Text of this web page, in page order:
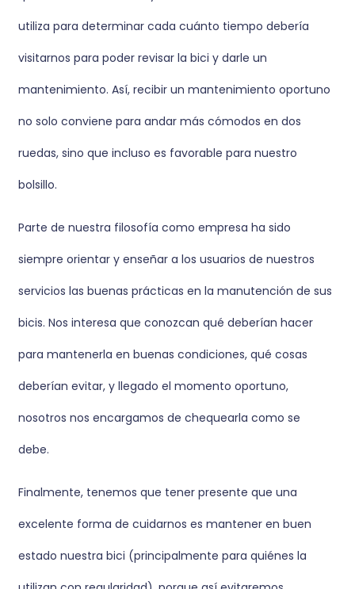
utiliza para determinar cada cuánto tiempo debería
visitarnos para poder revisar la bici y darle un
mantenimiento. Así, recibir un mantenimiento oportuno
no solo conviene para andar más cómodos en dos
ruedas, sino que incluso es favorable para nuestro
bolsillo.
Parte de nuestra filosofía como empresa ha sido
siempre orientar y enseñar a los usuarios de nuestros
servicios las buenas prácticas en la manutención de sus
bicis. Nos interesa que conozcan qué deberían hacer
para mantenerla en buenas condiciones, qué cosas
deberían evitar, y llegado el momento oportuno,
nosotros nos encargamos de chequearla como se
debe.
Finalmente, tenemos que tener presente que una
excelente forma de cuidarnos es mantener en buen
estado nuestra bici (principalmente para quiénes la